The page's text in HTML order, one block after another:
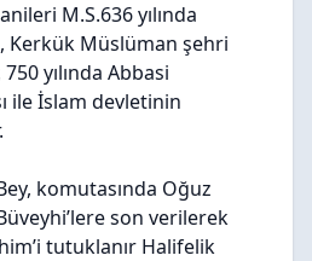
M.S.636 yılında
Kerkük Müslüman şehri
yılında Abbasi
ile İslam devletinin
komutasında Oğuz
son verilerek
tutuklanır Halifelik